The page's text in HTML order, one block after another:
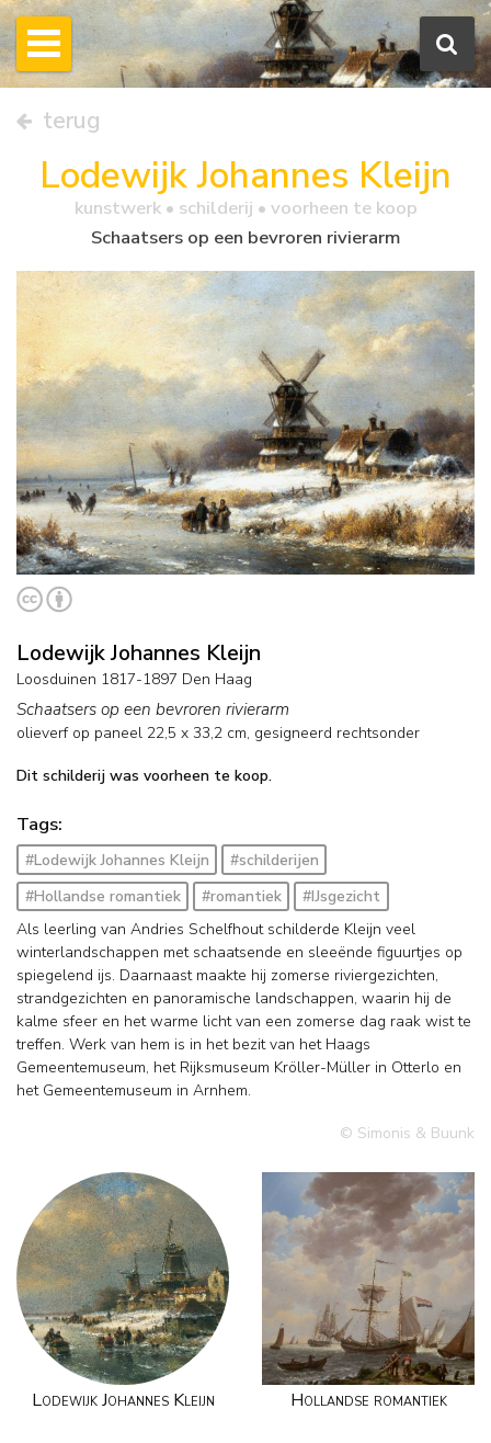
terug
Lodewijk Johannes Kleijn
kunstwerk • schilderij • voorheen te koop
Schaatsers op een bevroren rivierarm
Lodewijk Johannes Kleijn
Loosduinen 1817-1897 Den Haag
Schaatsers op een bevroren rivierarm
olieverf op paneel 22,5 x 33,2 cm, gesigneerd rechtsonder
Dit schilderij was voorheen te koop.
Tags:
#Lodewijk Johannes Kleijn
#schilderijen
#Hollandse romantiek
#romantiek
#IJsgezicht
Als leerling van Andries Schelfhout schilderde Kleijn veel
winterlandschappen met schaatsende en sleeënde figuurtjes op
spiegelend ijs. Daarnaast maakte hij zomerse riviergezichten,
strandgezichten en panoramische landschappen, waarin hij de
kalme sfeer en het warme licht van een zomerse dag raak wist te
treffen. Werk van hem is in het bezit van het Haags
Gemeentemuseum, het Rijksmuseum Kröller-Müller in Otterlo en
het Gemeentemuseum in Arnhem.
© Simonis & Buunk
Lodewijk Johannes Kleijn Hollandse romantiek